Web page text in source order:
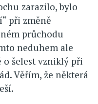
zarazilo, bylo
při změně
průchodu
neduhem ale
o šelest vzniklý při
Věřím, že některá